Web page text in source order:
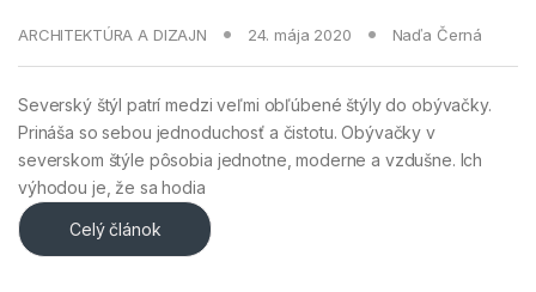
ARCHITEKTÚRA A DIZAJN 24. mája 2020 Naďa Černá
Severský štýl patrí medzi veľmi obľúbené štýly do obývačky.
Prináša so sebou jednoduchosť a čistotu. Obývačky v
severskom štýle pôsobia jednotne, moderne a vzdušne. Ich
výhodou je, že sa hodia
Celý článok